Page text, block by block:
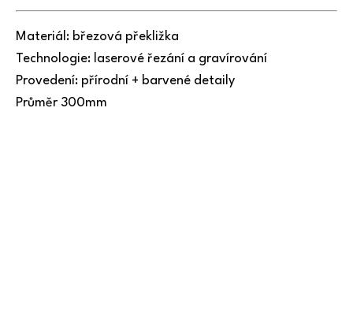
Materiál: březová překližka
Technologie: laserové řezání a gravírování
Provedení: přírodní + barvené detaily
Průměr 300mm